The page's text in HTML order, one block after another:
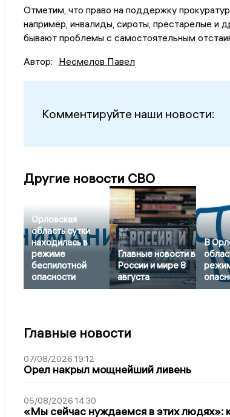
Отметим, что право на поддержку
например, инвалиды, сироты, престарелые и
бывают проблемы с самостоятельным
Автор: Несмелов Павел
Комментируйте наши новости:
Другие новости СВО
Орловская
область сутки
находилась в
режиме
беспилотной
опасности
Главные новости в
России и мире 8
августа
В
Главные новости
07/08/2026 19:12
Орел накрыл мощнейший ливень
05/08/2026 14:30
«Мы сейчас нуждаемся в этих людях»: